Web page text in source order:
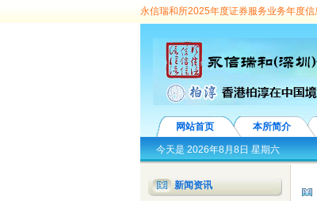
永信瑞和所2025年度证券服务业务年度信
向选择见面会”圆满举办 龙华区委常委、
信瑞和所党支部第7次荣获“先进基层党组织
暨“七一”表彰、行业诚信建设汇报演出隆重
丨永信国际所成员踊跃捐款支援疫情防控
价百强 参观党群服务中心 增强自身党性
建设公司、深圳音乐厅、深圳大剧院、
网站首页 本所简介
今天是2026年8月8日 星期六
新闻资讯